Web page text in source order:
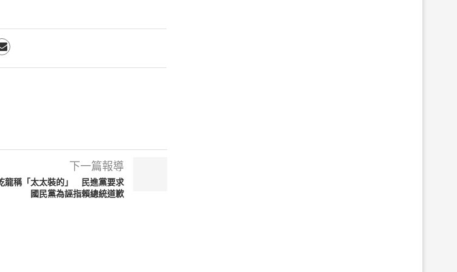
下一篇報導
龍稱「太太裝的」 民進黨要求
國民黨為誣指賴總統道歉